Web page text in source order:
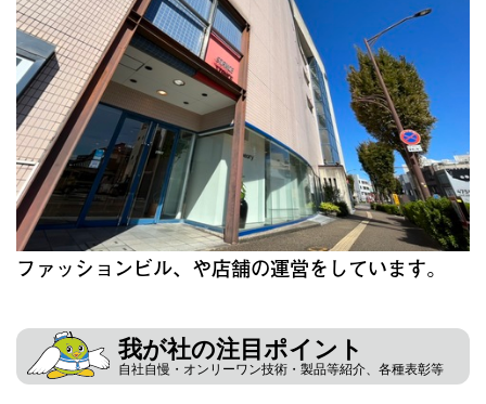
ファッションビル、や店舗の運営をしています。
我が社の注目ポイント
自社自慢・オンリーワン技術・製品等紹介、各種表彰等